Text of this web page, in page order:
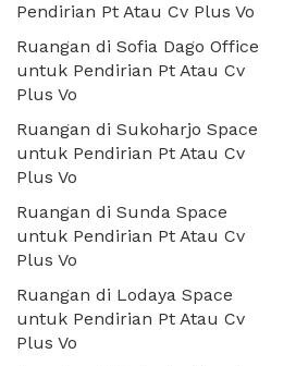
Pendirian Pt Atau Cv Plus Vo
Ruangan di Sofia Dago Office
untuk Pendirian Pt Atau Cv
Plus Vo
Ruangan di Sukoharjo Space
untuk Pendirian Pt Atau Cv
Plus Vo
Ruangan di Sunda Space
untuk Pendirian Pt Atau Cv
Plus Vo
Ruangan di Lodaya Space
untuk Pendirian Pt Atau Cv
Plus Vo